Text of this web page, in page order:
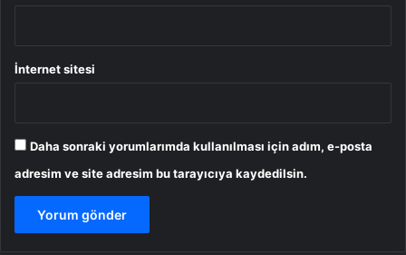
İnternet sitesi
Daha sonraki yorumlarımda kullanılması için adım, e-posta
adresim ve site adresim bu tarayıcıya kaydedilsin.